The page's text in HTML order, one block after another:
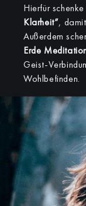
Hierfür
Klarheit“,
Außerdem
Erde
Geist-
Wohlbefinden.